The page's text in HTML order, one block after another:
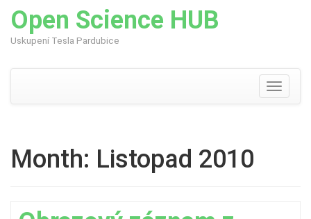
Open Science HUB
Uskupení Tesla Pardubice
Toggle
Month: Listopad 2010